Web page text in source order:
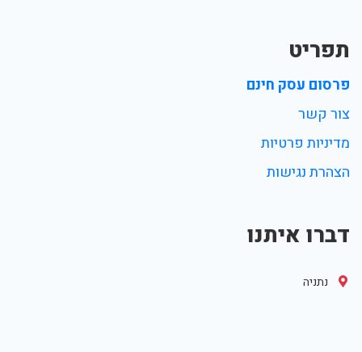
תפריט
פרסום עסק חינם
צור קשר
מדיניות פרטיות
הצהרת נגישות
דברו איתנו
נתניה